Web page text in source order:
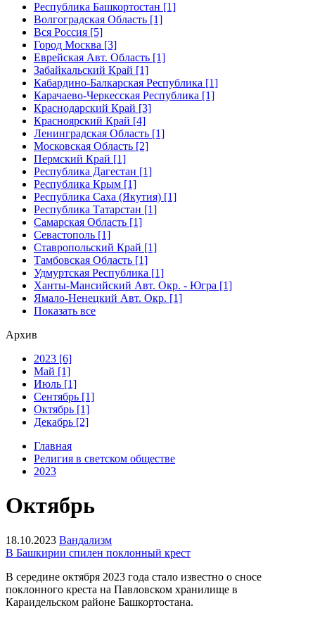
Республика Башкортостан [1]
Волгоградская Область [1]
Вся Россия [5]
Город Москва [3]
Еврейская Авт. Область [1]
Забайкальский Край [1]
Кабардино-Балкарская Республика [1]
Карачаево-Черкесская Республика [1]
Краснодарский Край [3]
Красноярский Край [4]
Ленинградская Область [1]
Московская Область [2]
Пермский Край [1]
Республика Дагестан [1]
Республика Крым [1]
Республика Саха (Якутия) [1]
Республика Татарстан [1]
Самарская Область [1]
Севастополь [1]
Ставропольский Край [1]
Тамбовская Область [1]
Удмуртская Республика [1]
Ханты-Мансийский Авт. Окр. - Югра [1]
Ямало-Ненецкий Авт. Окр. [1]
Показать все
Архив
2023 [6]
Май [1]
Июль [1]
Сентябрь [1]
Октябрь [1]
Декабрь [2]
Главная
Религия в светском обществе
2023
Октябрь
18.10.2023 Вандализм
В Башкирии спилен поклонный крест
В середине октября 2023 года стало известно о сносе
поклонного креста на Павловском хранилище в
Караидельском районе Башкортостана.